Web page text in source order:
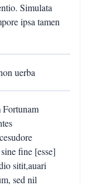
Simulata
ipsa tamen
uerba
fine [esse]
sitit,auari
sed nil